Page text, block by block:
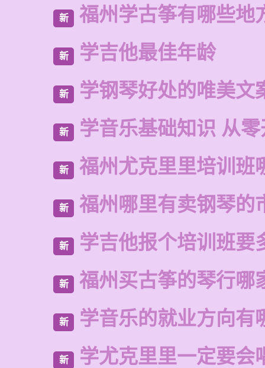
新 福州学古筝有哪些地
新 学吉他最佳年龄
新 学钢琴好处的唯美文
新 学音乐基础知识 从
新 福州尤克里里培训班
新 福州哪里有卖钢琴的
新 学吉他报个培训班要
新 福州买古筝的琴行哪
新 学音乐的就业方向有
新 学尤克里里一定要会